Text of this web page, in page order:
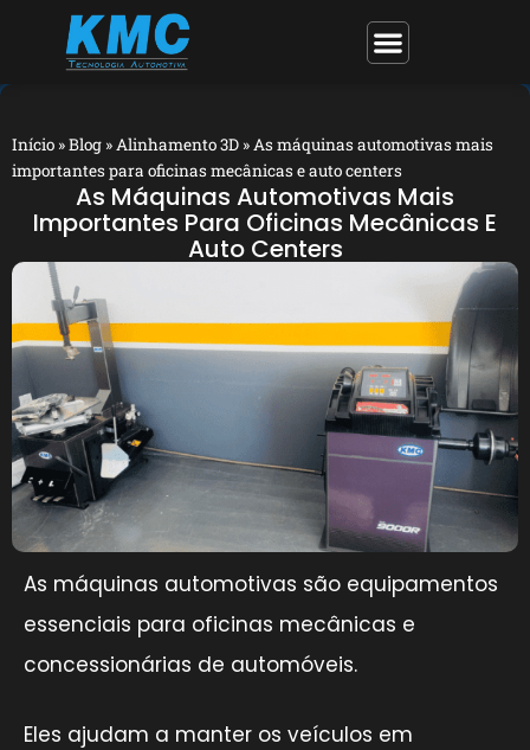
Início »Blog »Alinhamento 3D »As máquinas automotivas mais
importantes para oficinas mecânicas e auto centers
As Máquinas Automotivas Mais
Importantes Para Oficinas Mecânicas E
Auto Centers
As máquinas automotivas são equipamentos
essenciais para oficinas mecânicas e
concessionárias de automóveis.
Eles ajudam a manter os veículos em